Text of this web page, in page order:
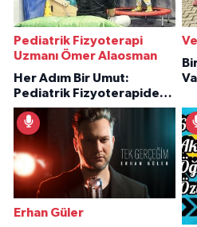
Pediatrik Fizyoterapi
Uzmanı Ömer Alaosman
Her Adım Bir Umut:
Pediatrik Fizyoterapiden
İlham Veren Hikâyeler
Erhan Güler